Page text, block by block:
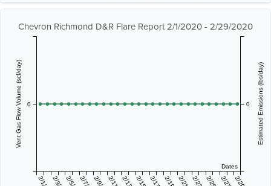
Chevron Richmond D&R Flare Report 2/1/2020 - 2/29/2020
Dates
Vent Gas Flow Volume (scf/day) 0 Estimated Emissions (lbs/day)
0